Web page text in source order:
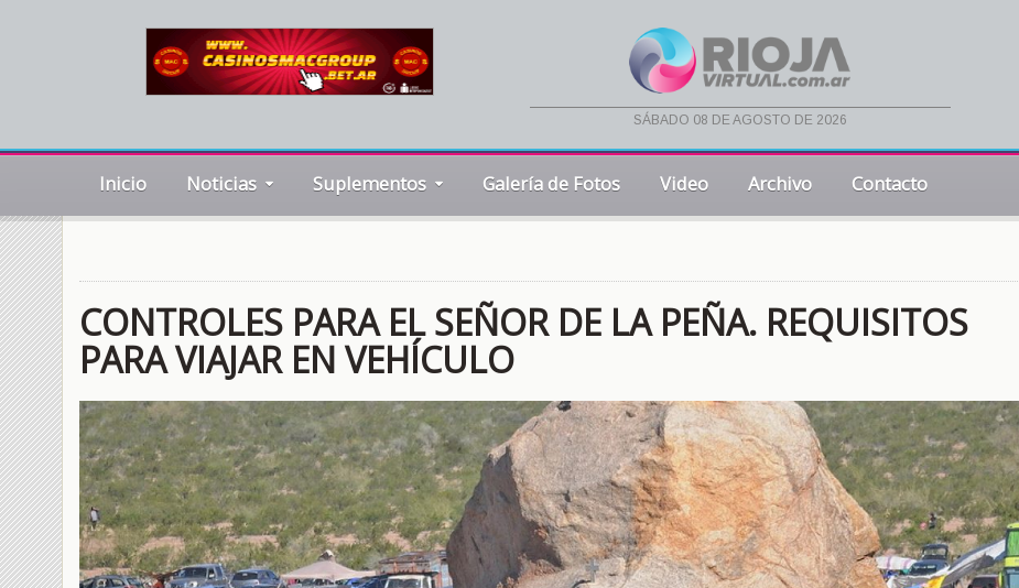
sábado 08 de agosto de 2026
Inicio Noticias Suplementos Galería de Fotos Video Archivo Contacto
CONTROLES PARA EL SEÑOR DE LA PEÑA. REQUISITOS
PARA VIAJAR EN VEHÍCULO